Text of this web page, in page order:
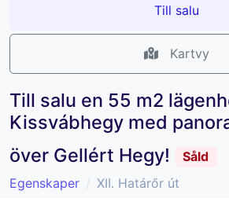
Till salu
Kartvy
Till salu en 55 m2
Kissvábhegy med
över Gellért Hegy!
Såld
Egenskaper
XII. Határőr út